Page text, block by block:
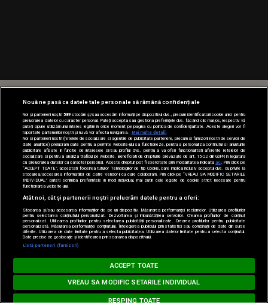
Loading... THE SECOND VOICE - Let Me Be
Nouă ne pasă ca datele tale personale să rămână confidențiale
Noi și partenerii noștri589stocăm și/sau accesăm informații pe dispozitivul dvs., precum identificatorii cookie unici pentru
prelucrarea datelor cu caracter personal. Puteți accepta sau gestiona preferințele dvs. făcând clic mai jos, respectiv vă
puteți opune utilizării unui interes legitim în orice moment pe pagina cu politica de confidențialitate. Aceste alegeri vor fi
raportate partenerilor noștri și nu vă vor afecta navigarea.
Mai multe detalii
Noi si partenerii nostri (retelele de socializare si agentiile de publicitate partenere, precum si furnizorii nostri de servicii de
date analitice) prelucram date pentru a permite website-ului sa functioneze, pentru a personaliza continutul si anunturile
publicitare afisate in functie de interesele si/sau profilul dvs., pentru a va oferi functionalitati aferente retelelor de
socializare si pentru a analiza traficul pe website. Beneficiati de drepturile prevazute de art. 15-22 din GDPR in legatura
cu prelucrarea datelor cu caracter personal. Aceste drepturi pot fi exercitate prin modalitatea indicataaici . Prin click pe
“ACCEPT TOATE”, acceptati folosirea tuturor Tehnologiilor de tip Cookie, care implica inclusiv acceptul dvs. cu privire la
stocarea/accesarea informatiilor de catre Vendor-ii cu care colaboram. Prin click pe “VREAU SA MODIFIC SETARILE
INDIVIDUAL” puteti schimba preferintele in mod individual, mai putin cele legate de cookie strict necesare pentru
functionarea website-ului.
Atât noi, cât și partenerii noștri prelucrăm datele pentru a oferi:
Stocarea și/sau accesarea informațiilor de pe un dispozitiv. Măsurarea performanței reclamelor. Utilizarea profilurilor
pentru selectarea conținutului personalizat. Dezvoltarea și îmbunătățirea serviciilor. Crearea profilurilor de conținut
personalizat. Utilizarea profilurilor pentru selectarea publicității personalizate. Crearea profilurilor pentru publicitate
personalizată. Măsurarea performanței conținutului. Înțelegerea publicului prin statistici sau combinații de date din surse
diferite. Utilizarea de date limitate pentru a selecta publicitatea. Utilizarea datelor limitate pentru a selecta conținutul.
Date precise de geolocație și identificarea prin scanarea dispozitivului.
Listă parteneri (furnizori)
ACCEPT TOATE
RESPING TOATE
VREAU SA MODIFIC SETARILE INDIVIDUAL